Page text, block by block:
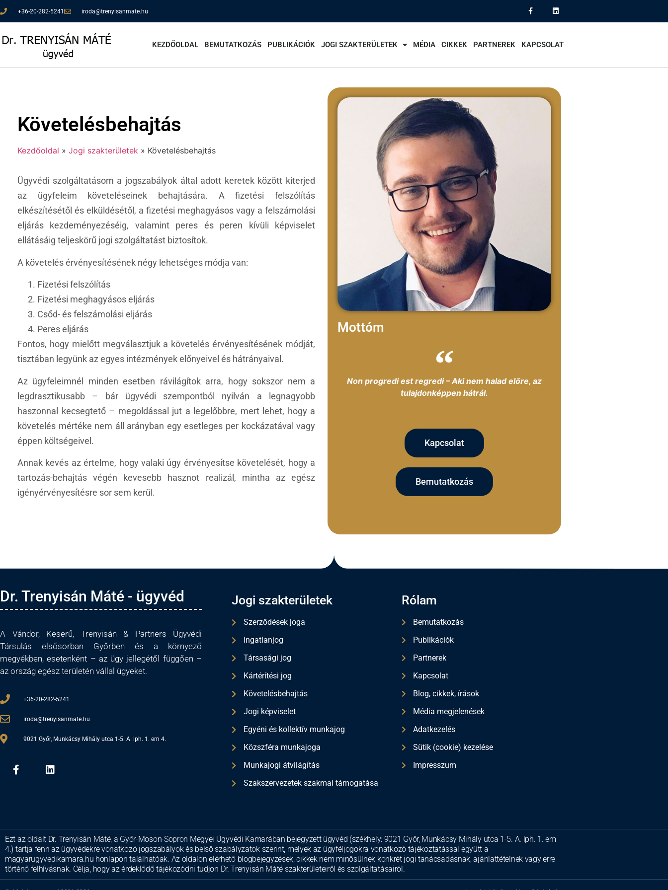
+36-20-282-5241 iroda@trenyisanmate.hu
KEZDŐOLDAL BEMUTATKOZÁS PUBLIKÁCIÓK JOGI SZAKTERÜLETEK MÉDIA CIKKEK PARTNEREK KAPCSOLAT
Követelésbehajtás
Kezdőoldal » Jogi szakterületek » Követelésbehajtás
Ügyvédi szolgáltatásom a jogszabályok által adott keretek között kiterjed
az ügyfeleim követeléseinek behajtására. A fizetési felszólítás
elkészítésétől és elküldésétől, a fizetési meghagyásos vagy a felszámolási
eljárás kezdeményezéséig, valamint peres és peren kívüli képviselet
ellátásáig teljeskörű jogi szolgáltatást biztosítok.
A követelés érvényesítésének négy lehetséges módja van:
Fizetési felszólítás
Fizetési meghagyásos eljárás
Csőd- és felszámolási eljárás
Peres eljárás
Fontos, hogy mielőtt megválasztjuk a követelés érvényesítésének módját,
tisztában legyünk az egyes intézmények előnyeivel és hátrányaival.
Az ügyfeleimnél minden esetben rávilágítok arra, hogy sokszor nem a
legdrasztikusabb – bár ügyvédi szempontból nyilván a legnagyobb
haszonnal kecsegtető – megoldással jut a legelőbbre, mert lehet, hogy a
követelés mértéke nem áll arányban egy esetleges per kockázatával vagy
éppen költségeivel.
Annak kevés az értelme, hogy valaki úgy érvényesítse követelését, hogy a
tartozás-behajtás végén kevesebb hasznot realizál, mintha az egész
igényérvényesítésre sor sem kerül.
Mottóm
Non progredi est regredi – Aki nem halad előre, az
tulajdonképpen hátrál.
Kapcsolat
Bemutatkozás
Dr. Trenyisán Máté - ügyvéd
A Vándor, Keserű, Trenyisán & Partners Ügyvédi
Társulás elsősorban Győrben és a környező
megyékben, esetenként – az ügy jellegétől függően –
az ország egész területén vállal ügyeket.
+36-20-282-5241
iroda@trenyisanmate.hu
9021 Győr, Munkácsy Mihály utca 1-5. A. lph. 1. em 4.
Jogi szakterületek
Szerződések joga
Ingatlanjog
Társasági jog
Kártérítési jog
Követelésbehajtás
Jogi képviselet
Egyéni és kollektív munkajog
Közszféra munkajoga
Munkajogi átvilágítás
Szakszervezetek szakmai támogatása
Rólam
Bemutatkozás
Publikációk
Partnerek
Kapcsolat
Blog, cikkek, írások
Média megjelenések
Adatkezelés
Sütik (cookie) kezelése
Impresszum
Ezt az oldalt Dr. Trenyisán Máté, a Győr-Moson-Sopron Megyei Ügyvédi Kamarában bejegyzett ügyvéd (székhely: 9021 Győr, Munkácsy Mihály utca 1-5. A. lph. 1. em
4.) tartja fenn az ügyvédekre vonatkozó jogszabályok és belső szabályzatok szerint, melyek az ügyféljogokra vonatkozó tájékoztatással együtt a
magyarugyvedikamara.hu honlapon találhatóak. Az oldalon elérhető blogbejegyzések, cikkek nem minősülnek konkrét jogi tanácsadásnak, ajánlattételnek vagy erre
történő felhívásnak. Célja, hogy az érdeklődő tájékozódni tudjon Dr. Trenyisán Máté szakterületeiről és szolgáltatásairól.